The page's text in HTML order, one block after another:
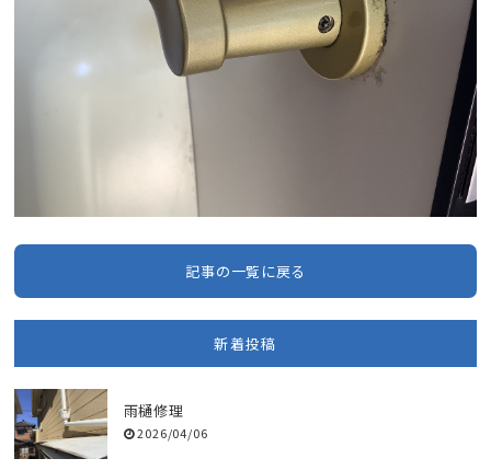
記事の一覧に戻る
新着投稿
雨樋修理
2026/04/06